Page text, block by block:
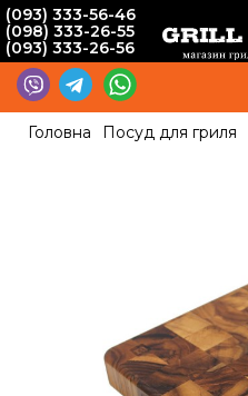
(093) 333-56-46
(098) 333-26-55
(093) 333-26-56
Головна Посуд для гриля